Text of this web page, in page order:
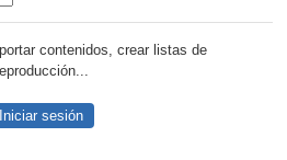
contenidos, crear listas de
Iniciar sesión